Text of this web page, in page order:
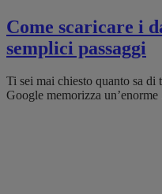
Come scaricare i
semplici passaggi
Ti sei mai chiesto quanto sa
Google memorizza un’enorme